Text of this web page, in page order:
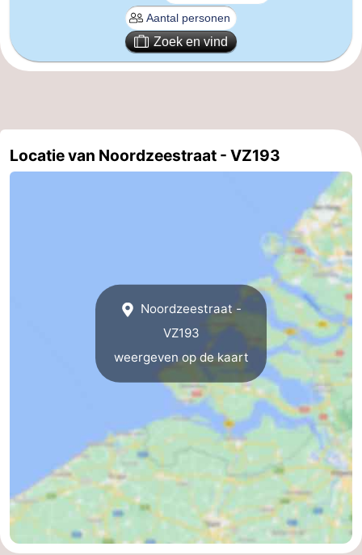
Dorp
Retranchement
-
Zwin
Brugge
-
Zoek en vind
Locatie van Noordzeestraat - VZ193
Noordzeestraat -
VZ193
weergeven op de kaart